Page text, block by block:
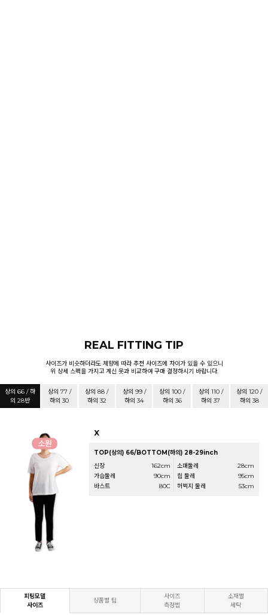
REAL FITTING TIP
사이즈가 비슷하더라도 체향에 따라 추천 사이즈에 차이가 있을 수 있으니
위 상세 스펙을 가지고 계신 옷과 비교하여 구매 결정하시기 바랍니다.
상의 66 / 하
의 28반
상의 77 /
하의 30
상의 88 /
하의 32
상의 99 /
하의 34
상의 100 /
하의 36
상의 110 /
하의 37
상의 120 /
하의 38
X
TOP(상의) 66/BOTTOM(하의) 28-29inch
신장
162cm
가슴둘레
90cm
바스트
80C
소매둘레
28cm
힙 둘레
95cm
허벅지 둘레
53cm
피팅모델
사이즈
상품별 팁
사이즈
측정법
소재별
세탁